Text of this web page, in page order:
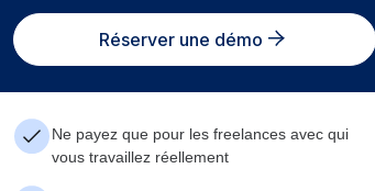
Réserver une démo
Ne payez que pour les freelances avec qui
vous travaillez réellement